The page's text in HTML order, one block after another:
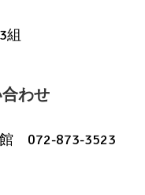
組
わせ
072-873-3523